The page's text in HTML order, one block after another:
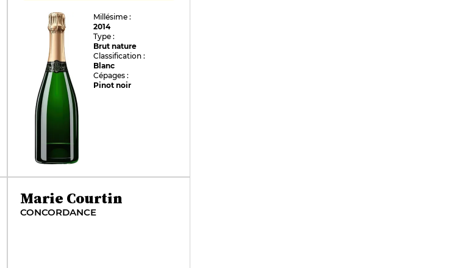
Millésime :
2014
Type :
Brut nature
Classification :
Blanc
Cépages :
Pinot noir
Marie Courtin
CONCORDANCE